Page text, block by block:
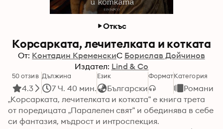
Откъс
Корсарката, лечителката и котката
От: Контадин КременскиС Борислав Дойчинов
Издател: Lind & Co
50 отзив
4.3
Дължина
7 Ч. 40 мин.
Език
Български
ФорматКатегория
Романи
„Корсарката, лечителката и котката“ е книга трета
от поредицата „Паралелен свят“ и обединява в себе
си фантазия, мъдрост и интроспекция.